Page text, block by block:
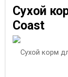
Сухой
Coast